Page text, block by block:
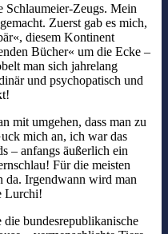
Schlaumeier-Zeugs. Mein
Zuerst gab es mich,
diesem Kontinent
Bücher« um die Ecke –
man sich jahrelang
und psychopatisch und
mit umgehen, dass man zu
mich an, ich war das
– anfangs äußerlich ein
Für die meisten
da. Irgendwann wird man
Lurchi!
bundesrepublikanische